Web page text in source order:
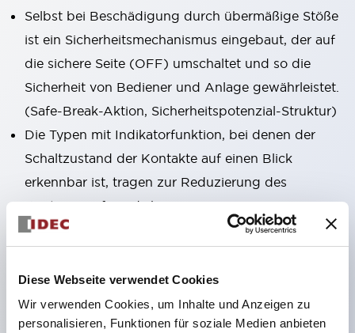
Diese Webseite verwendet Cookies
Wir verwenden Cookies, um Inhalte und Anzeigen zu
personalisieren, Funktionen für soziale Medien anbieten
Selbst bei Beschädigung durch übermäßige Stöße
ist ein Sicherheitsmechanismus eingebaut, der auf
die sichere Seite (OFF) umschaltet und so die
Sicherheit von Bediener und Anlage gewährleistet.
(Safe-Break-Aktion, Sicherheitspotenzial-Struktur)
Die Typen mit Indikatorfunktion, bei denen der
Schaltzustand der Kontakte auf einen Blick
erkennbar ist, tragen zur Reduzierung des
Wartungsaufwands bei.
Integrierte / beleuchtete Ausführungen (24 V, für
Beleuchtete Ausführungen haben dieselbe
Einbautiefe wie die nicht beleuchteten
Ausführungen.